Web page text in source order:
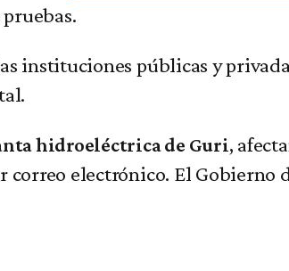
instituciones públicas y
hidroeléctrica de Guri,
electrónico. El Gobierno